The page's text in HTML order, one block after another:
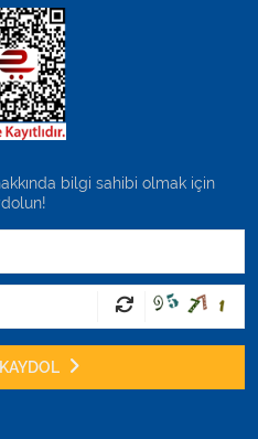
bilgi sahibi olmak için